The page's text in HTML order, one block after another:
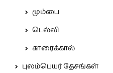
மும்பை
டெல்லி
காரைக்கால்
புலம்பெயர் தேசங்கள்